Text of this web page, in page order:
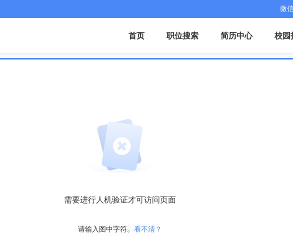
微
首页 职位搜索 简历中心 校园
需要进行人机验证才可访问页面
请输入图中字符。 看不清？